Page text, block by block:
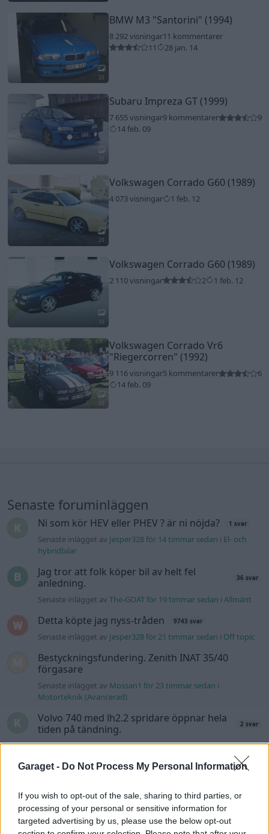
Garaget - Do Not Process My Personal Information
If you wish to opt-out of the sale, sharing to third parties, or
processing of your personal or sensitive information for
targeted advertising by us, please use the below opt-out
20
BMW M3 "Santorini" (1994)
8 292 visningar11 kommentarer
11
28 jan. 14
20
Subaru Impreza GT (1999)
7 655 visningar9 kommentarer
9
14 feb. 09
20
Volkswagen Corrado G60 (1989)
4 073 visningar 1 feb. 12
10
Volkswagen Corrado G60 (1989)
2 110 visningar 2 1 feb. 12
20
Volkswagen Corrado Vr6
"Riegercorren" (1992)
9 116 visningar5 kommentarer
6
14 feb. 09
Senaste foruminläggen
Ni som kör HEV eller PHEV ? är ni nöjda? 1 svar
Senaste inlägget av Jesper328 för 14 timmar sedan i El- och
hybridbilar
Jag tror att folk köper bil av helt fel
anledning.
36 svar
Senaste inlägget avThe-GOAT för 19 timmar sedan iAllmänt
Detta köpte jag nyss-tråden 9743 svar
Senaste inlägget av Jesper328 för 21 timmar sedan i Off topic
Bestyckningsfundering. Zenith INAT 35/40
förgasare
Senaste inlägget av Mossan1 för 23 timmar sedan i
Motorteknik (Avancerad)
Volvo 740 med lh2.2 spridare öppnar hela
tiden på tändning.
2 svar
Senaste inlägget avKlevaRaggarn fredag 23:57iGenerell
Senaste inlägget avMickeEng fredag 18:13iEl- och hybridbilar
Ford Mustang e Mac 2023
Senaste inlägget avKenthIJ2 fredag 12:37i El- och hybridbilar